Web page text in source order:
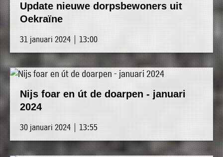
Update nieuwe dorpsbewoners uit
Oekraïne
31 januari 2024 | 13:00
Nijs foar en út de doarpen - januari
2024
30 januari 2024 | 13:55